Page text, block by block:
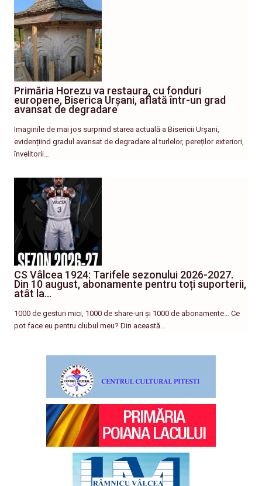
Primăria Horezu va restaura, cu fonduri
europene, Biserica Urșani, aflată într-un grad
avansat de degradare
Imaginile de mai jos surprind starea actuală a Bisericii Urșani,
evidențiind gradul avansat de degradare al turlelor, pereților exteriori,
învelitorii…
CS Vâlcea 1924: Tarifele sezonului 2026-2027.
Din 10 august, abonamente pentru toți suporterii,
atât la…
1000 de gesturi mici, 1000 de share-uri și 1000 de abonamente… Ce
pot face eu pentru clubul meu? Din această…